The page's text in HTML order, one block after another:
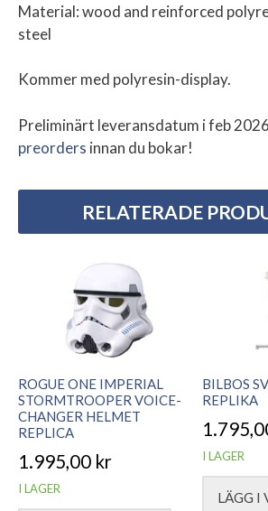
Material: wood and reinforced
steel
Kommer med polyresin-display.
Preliminärt leveransdatum i feb
preorders innan du bokar!
RELATERADE
ROGUE ONE IMPERIAL
STORMTROOPER VOICE-
CHANGER HELMET
REPLICA
1.995,00 kr
I LAGER
BILBOS
REPLIKA
I LAGER
LÄGG I